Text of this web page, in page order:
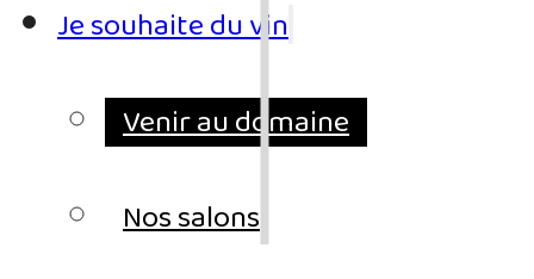
Je souhaite du vin
Venir au domaine
Nos salons